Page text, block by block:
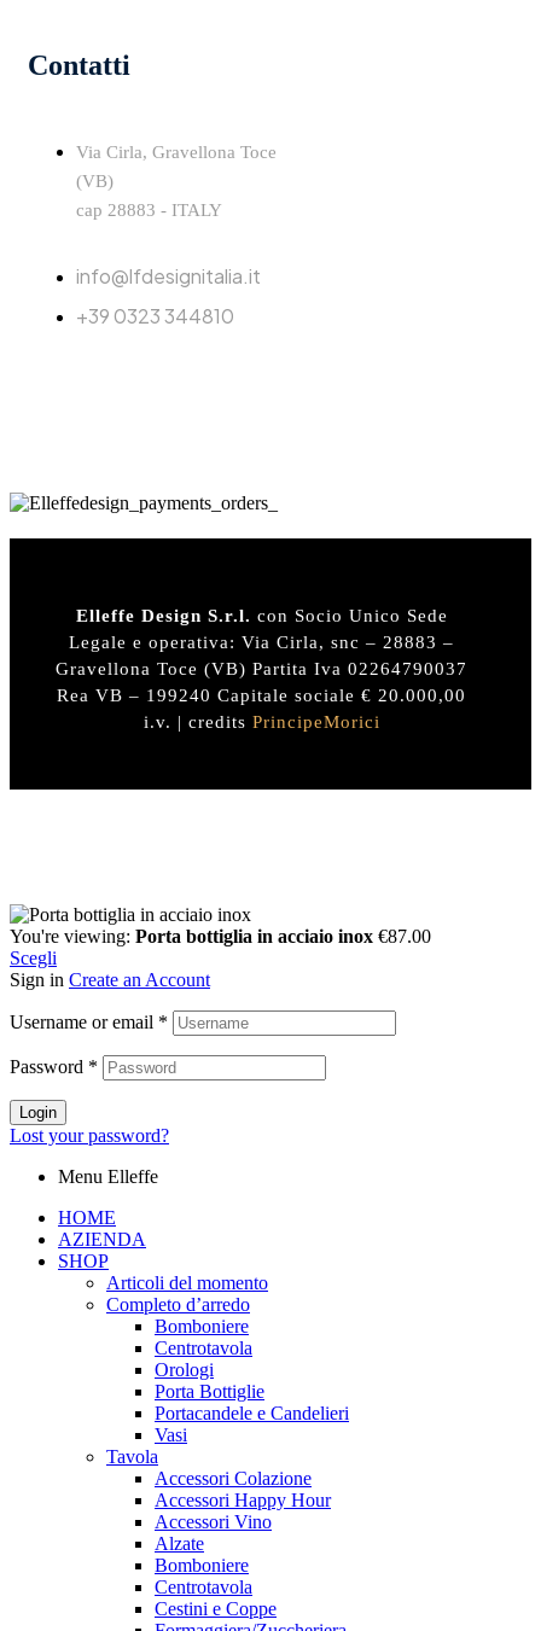
Contatti
Via Cirla, Gravellona Toce
(VB)
cap 28883 - ITALY
info@lfdesignitalia.it
+39 0323 344810
Elleffe Design S.r.l. con Socio Unico Sede
Legale e operativa: Via Cirla, snc – 28883 –
Gravellona Toce (VB) Partita Iva 02264790037
Rea VB – 199240 Capitale sociale € 20.000,00
i.v. | credits PrincipeMorici
You're viewing: Porta bottiglia in acciaio inox €87.00
Scegli
Sign in Create an Account
Username or email *
Password *
Login
Lost your password?
Menu Elleffe
HOME
AZIENDA
SHOP
Articoli del momento
Completo d’arredo
Bomboniere
Centrotavola
Orologi
Porta Bottiglie
Portacandele e Candelieri
Vasi
Tavola
Accessori Colazione
Accessori Happy Hour
Accessori Vino
Alzate
Bomboniere
Centrotavola
Cestini e Coppe